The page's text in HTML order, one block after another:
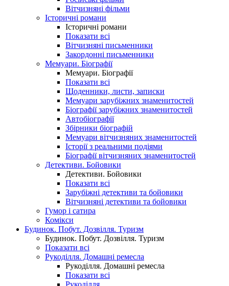
Вітчизняні фільми
Історичні романи
Історичні романи
Показати всі
Вітчизняні письменники
Закордонні письменники
Мемуари. Біографії
Мемуари. Біографії
Показати всі
Щоденники, листи, записки
Мемуари зарубіжних знаменитостей
Біографії зарубіжних знаменитостей
Автобіографії
Збірники біографій
Мемуари вітчизняних знаменитостей
Історії з реальними подіями
Біографії вітчизняних знаменитостей
Детективи. Бойовики
Детективи. Бойовики
Показати всі
Зарубіжні детективи та бойовики
Вітчизняні детективи та бойовики
Гумор і сатира
Комікси
Будинок. Побут. Дозвілля. Туризм
Будинок. Побут. Дозвілля. Туризм
Показати всі
Рукоділля. Домашні ремесла
Рукоділля. Домашні ремесла
Показати всі
Рукоділля